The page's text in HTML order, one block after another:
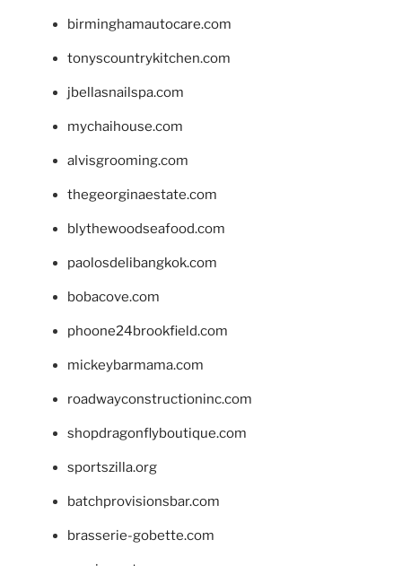
birminghamautocare.com
tonyscountrykitchen.com
jbellasnailspa.com
mychaihouse.com
alvisgrooming.com
thegeorginaestate.com
blythewoodseafood.com
paolosdelibangkok.com
bobacove.com
phoone24brookfield.com
mickeybarmama.com
roadwayconstructioninc.com
shopdragonflyboutique.com
sportszilla.org
batchprovisionsbar.com
brasserie-gobette.com